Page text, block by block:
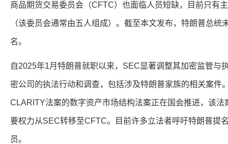
商品期货交易委员会（CFTC）也面临人员短缺，目前只有
（该委员会通常由五人组成）。截至本文发布，特朗普总统
名。
自2025年1月特朗普就职以来，SEC显著调整其加密监管与
密公司的执法行动和调查，包括涉及特朗普家族的相关案件
CLARITY法案的数字资产市场结构法案正在国会推进，该
要权力从SEC转移至CFTC。目前许多立法者呼吁特朗普提
员。